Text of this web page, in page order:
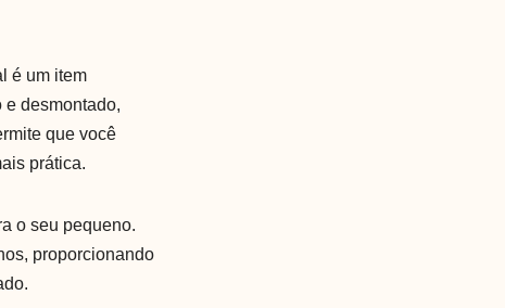
é um item
desmontado,
que você
prática.
o seu pequeno.
proporcionando